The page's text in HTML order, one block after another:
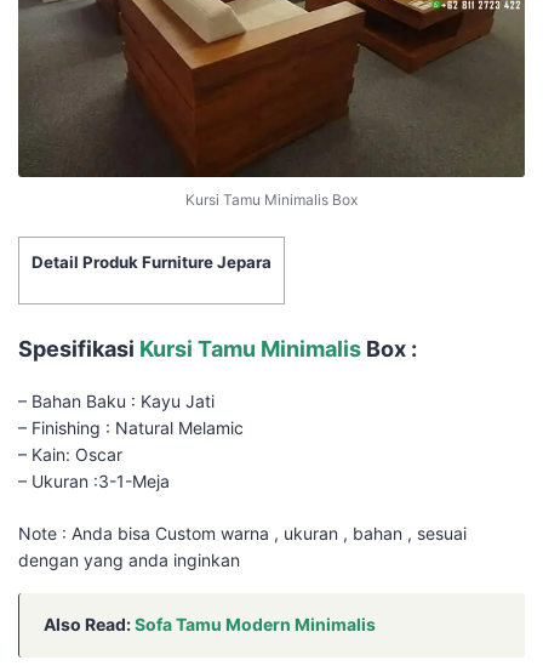
Kursi Tamu Minimalis Box
Detail Produk Furniture Jepara
Spesifikasi Kursi Tamu Minimalis Box :
– Bahan Baku : Kayu Jati
– Finishing : Natural Melamic
– Kain: Oscar
– Ukuran :3-1-Meja
Note : Anda bisa Custom warna , ukuran , bahan , sesuai
dengan yang anda inginkan
Also Read:Sofa Tamu Modern Minimalis